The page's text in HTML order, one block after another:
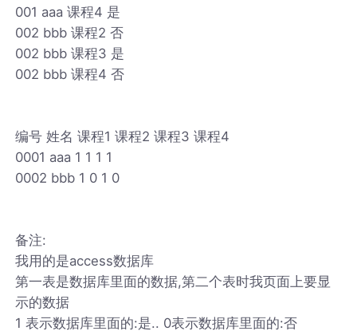
001 aaa 课程4 是
002 bbb 课程2 否
002 bbb 课程3 是
002 bbb 课程4 否
编号 姓名 课程1 课程2 课程3 课程4
0001 aaa 1 1 1 1
0002 bbb 1 0 1 0
备注:
我用的是access数据库
第一表是数据库里面的数据,第二个表时我页面上要显
示的数据
1 表示数据库里面的:是.. 0表示数据库里面的:否